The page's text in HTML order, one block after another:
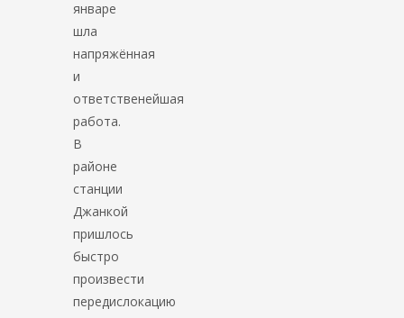
январе
шла
напряжённая
и
ответственейшая
работа.
В
районе
станции
Джанкой
пришлось
быстро
произвести
передислокацию